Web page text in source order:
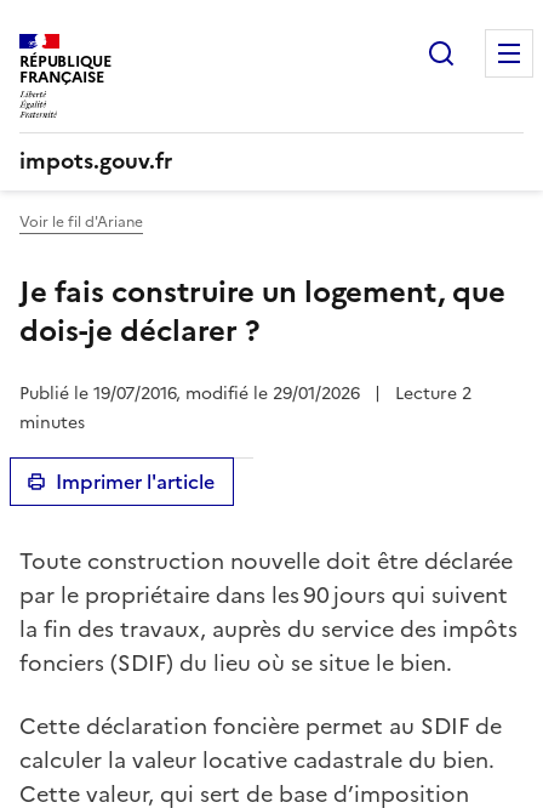
RÉPUBLIQUE
FRANÇAISE
impots.gouv.fr
Voir le fil d'Ariane
Je fais construire un logement, que
dois-je déclarer ?
Publié le 19/07/2016, modifié le 29/01/2026 |
Lecture 2
minutes
Imprimer l'article
Toute construction nouvelle doit être déclarée
par le propriétaire dans les 90 jours qui suivent
la fin des travaux, auprès du service des impôts
fonciers (SDIF) du lieu où se situe le bien.
Cette déclaration foncière permet au SDIF de
calculer la valeur locative cadastrale du bien.
Cette valeur, qui sert de base d’imposition